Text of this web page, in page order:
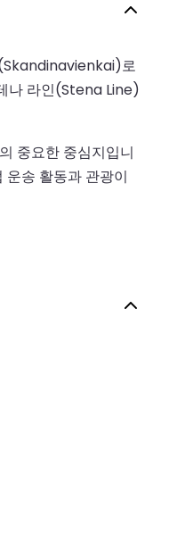
(Skandinavienkai)로
나 라인(Stena Line)
중요한 중심지입니
운송 활동과 관광이